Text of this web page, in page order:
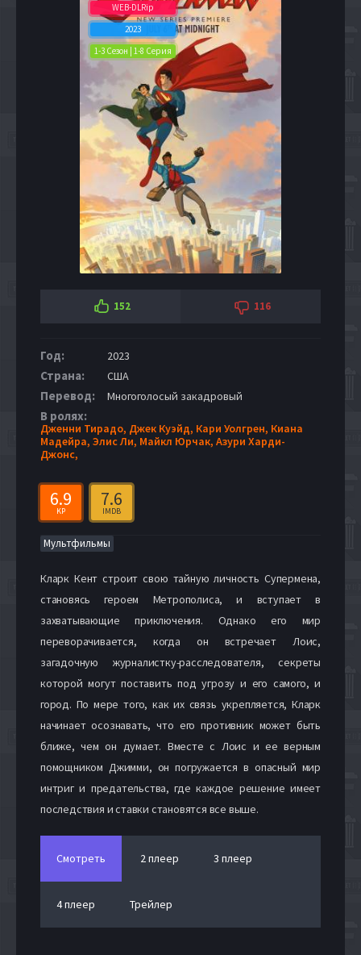
WEB-DLRip
2023
1-3 Сезон | 1-8 Серия
152 116
Год: 2023
Страна: США
Перевод: Многоголосый закадровый
В ролях:
Дженни Тирадо, Джек Куэйд, Кари Уолгрен, Киана
Мадейра, Элис Ли, Майкл Юрчак, Азури Харди-
Джонс,
6.9
KP
7.6
IMDB
Мультфильмы
Кларк Кент строит свою тайную личность Супермена,
становясь героем Метрополиса, и вступает в
захватывающие приключения. Однако его мир
переворачивается, когда он встречает Лоис,
загадочную журналистку-расследователя, секреты
которой могут поставить под угрозу и его самого, и
город. По мере того, как их связь укрепляется, Кларк
начинает осознавать, что его противник может быть
ближе, чем он думает. Вместе с Лоис и ее верным
помощником Джимми, он погружается в опасный мир
интриг и предательства, где каждое решение имеет
последствия и ставки становятся все выше.
Смотреть 2 плеер 3 плеер
4 плеер Трейлер